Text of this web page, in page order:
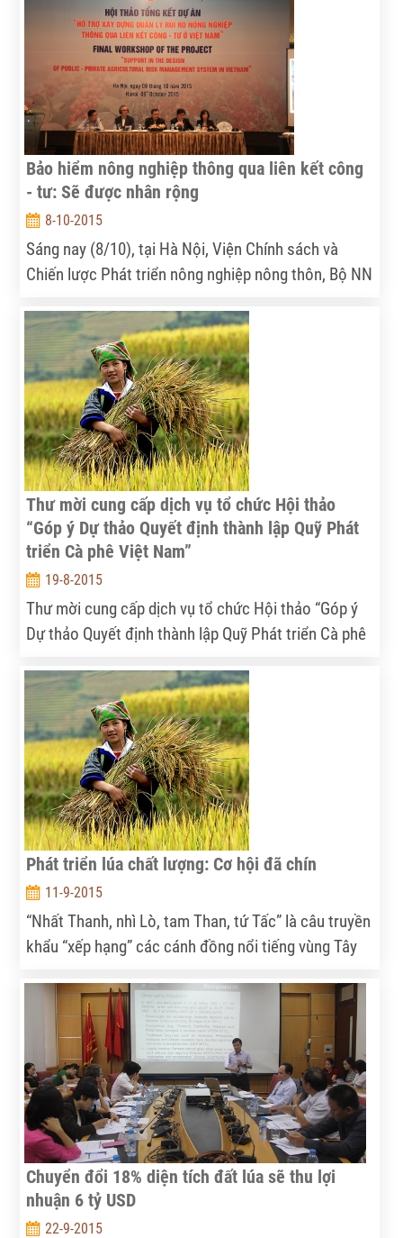
Bảo hiểm nông nghiệp thông qua liên kết công
- tư: Sẽ được nhân rộng
8-10-2015
Sáng nay (8/10), tại Hà Nội, Viện Chính sách và
Chiến lược Phát triển nông nghiệp nông thôn, Bộ NN
dựng quản lý rủi ro nông nghiệp thông qua liên kết
công - tư” do Cơ quan Hợp tác phát triển quốc tế
Tây Ban Nha tài trợ.
Thư mời cung cấp dịch vụ tổ chức Hội thảo
“Góp ý Dự thảo Quyết định thành lập Quỹ Phát
triển Cà phê Việt Nam”
19-8-2015
Thư mời cung cấp dịch vụ tổ chức Hội thảo “Góp ý
Dự thảo Quyết định thành lập Quỹ Phát triển Cà phê
Phát triển lúa chất lượng: Cơ hội đã chín
11-9-2015
“Nhất Thanh, nhì Lò, tam Than, tứ Tấc” là câu truyền
khẩu “xếp hạng” các cánh đồng nổi tiếng vùng Tây
mở rộng vùng sản xuất các giống lúa chất lượng gắn
với chế biến theo chuỗi giá trị hàng hóa.
Chuyển đổi 18% diện tích đất lúa sẽ thu lợi
nhuận 6 tỷ USD
22-9-2015